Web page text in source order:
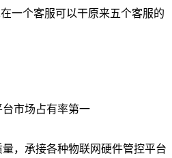
一个客服可以干原来五个客服的
市场占有率第一
，承接各种物联网硬件管控平台